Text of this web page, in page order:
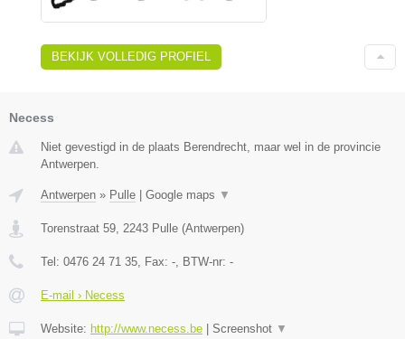
BEKIJK VOLLEDIG PROFIEL
Necess
Niet gevestigd in de plaats Berendrecht, maar wel in de provincie
Antwerpen.
Antwerpen » Pulle Google maps ▼
Torenstraat 59, 2243 Pulle (Antwerpen)
Tel: 0476 24 71 35, Fax: -, BTW-nr: -
E-mail › Necess
Website: http://www.necess.be Screenshot ▼